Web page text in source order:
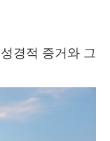
경적 증거와 그